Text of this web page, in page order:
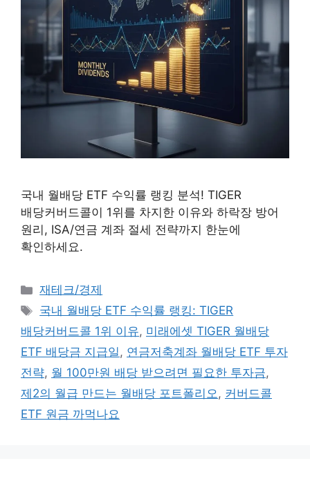
국내 월배당 ETF 수익률 랭킹 분석! TIGER
배당커버드콜이 1위를 차지한 이유와 하락장 방어
원리, ISA/연금 계좌 절세 전략까지 한눈에
확인하세요.
카테고리
재테크/경제
태그
국내 월배당 ETF 수익률 랭킹: TIGER
배당커버드콜 1위 이유, 미래에셋 TIGER 월배당
ETF 배당금 지급일, 연금저축계좌 월배당 ETF 투자
전략, 월 100만원 배당 받으려면 필요한 투자금,
제2의 월급 만드는 월배당 포트폴리오, 커버드콜
ETF 원금 까먹나요